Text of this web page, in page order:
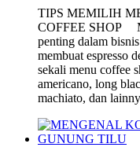
TIPS MEMILIH
COFFEE SHOP
penting dalam
membuat espresso
sekali menu coffee
americano, long
machiato, dan